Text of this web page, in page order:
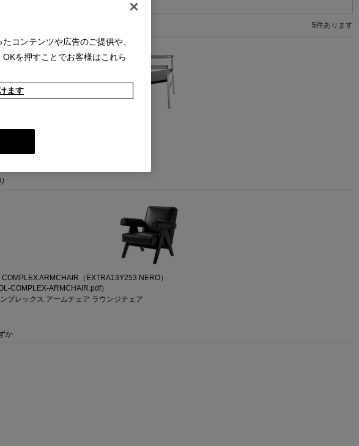
5件あります
ドシエ バスキュラン スリングチェア
ARMCHAIR（EXTRA13Y253 NERO）
COMPLEX-ARMCHAIR.pdf）
プレックス アームチェア ラウンジチェア
か
コンテンツや広告のご提供や、
を押すことでお客様はこれら
ます